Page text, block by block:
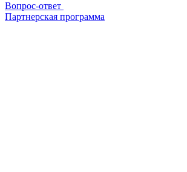
Вопрос-ответ
Партнерская программа